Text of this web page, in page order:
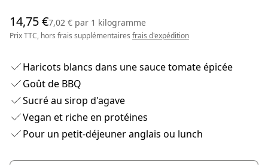
14,75 €7,02 € par 1 kilogramme
Prix TTC, hors frais supplémentaires frais d'expédition
Haricots blancs dans une sauce tomate épicée
Goût de BBQ
Sucré au sirop d'agave
Vegan et riche en protéines
Pour un petit-déjeuner anglais ou lunch